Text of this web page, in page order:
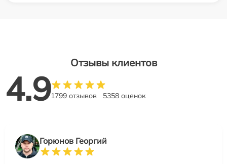
Отзывы клиентов
4.91799 отзывов 5358 оценок
Горюнов Георгий